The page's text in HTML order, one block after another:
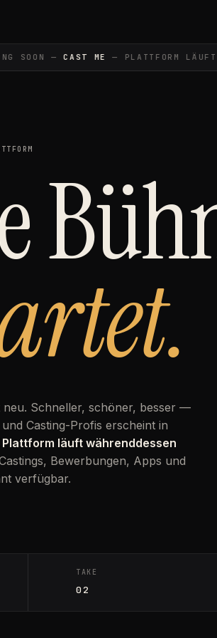
SOON —CAST ME— PLATTFORM LÄUFT
Schneller, schöner, besser —
Casting-Profis erscheint in
Plattform läuft währenddessen
Bewerbungen, Apps und
verfügbar.
TAKE
02